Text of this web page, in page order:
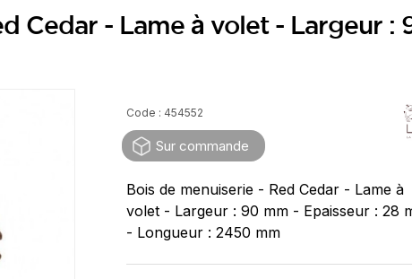
Cedar - Lame à volet - Largeur
Code : 454552
Sur commande
Bois de menuiserie - Red Cedar - Lame à
volet - Largeur : 90 mm - Epaisseur : 28
- Longueur : 2450 mm